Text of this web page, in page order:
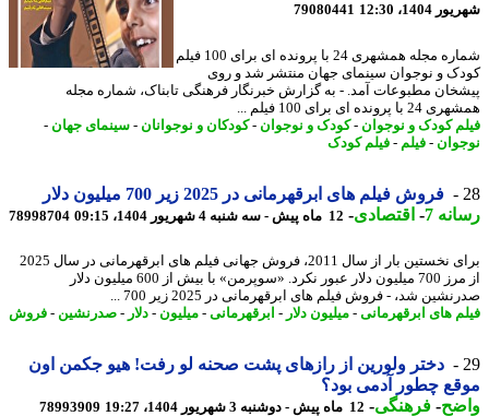
12:30
79080441
شماره مجله همشهری 24 با پرونده ای برای 100 فیلم
و نوجوان سینمای جهان منتشر شد و روی
مطبوعات آمد. - به گزارش خبرنگار فرهنگی تابناک، شماره مجله
ای برای 100 فیلم ...
کودک و نوجوان- کودک و نوجوان- کودکان و نوجوانان-سینمای جهان-
- فیلم -فیلم کودک
فروش فیلم های ابرقهرمانی در 2025 زیر 700 میلیون دلار
7
-اقتصادی-12 ماه پیش - سه شنبه 4 شهریور 1404، 09:15 78998704
برای نخستین بار از سال 2011، فروش جهانی فیلم های ابرقهرمانی در سال 2025
از مرز 700 میلیون دلار عبور نکرد. «سوپرمن» با بیش از 600 میلیون دلار
شد، - فروش فیلم های ابرقهرمانی در 2025 زیر 700 ...
های ابرقهرمانی-میلیون دلار-ابرقهرمانی-میلیون-دلار-صدرنشین-فروش
دختر ولورین از رازهای پشت صحنه لو رفت! هیو جکمن اون
چطور آدمی بود؟
-فرهنگی-12 ماه پیش - دوشنبه 3 شهریور 1404، 19:27 78993909